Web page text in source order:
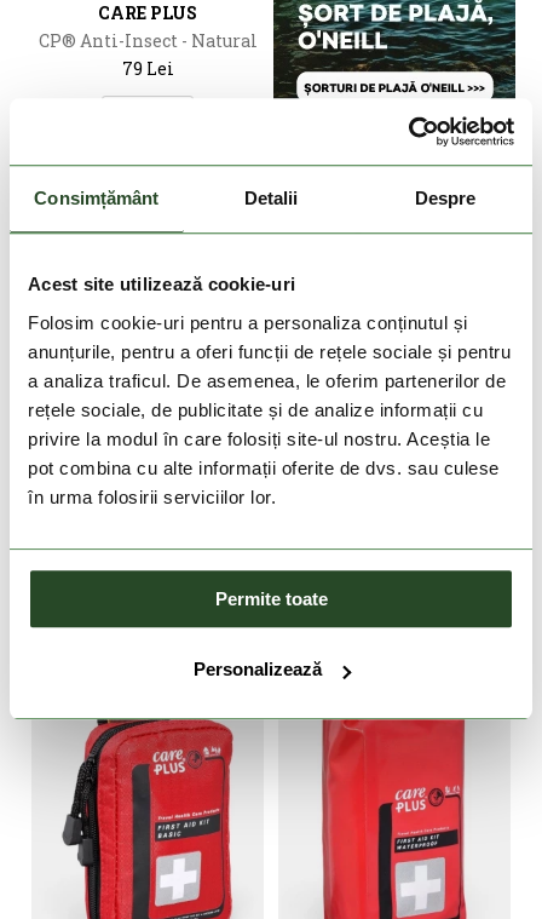
Consimțământ Detalii Despre
Acest site utilizează cookie-uri
Folosim cookie-uri pentru a personaliza conținutul și
anunțurile, pentru a oferi funcții de rețele sociale și pentru
a analiza traficul. De asemenea, le oferim partenerilor de
rețele sociale, de publicitate și de analize informații cu
privire la modul în care folosiți site-ul nostru. Aceștia le
pot combina cu alte informații oferite de dvs. sau culese
în urma folosirii serviciilor lor.
Permite toate
Personalizează
CARE PLUS
CP® Anti-Insect - Natural
Spray, 60ml
79 Lei
CARE PLUS
Spray, 100ml
94 Lei
40%, 60ml
69 Lei